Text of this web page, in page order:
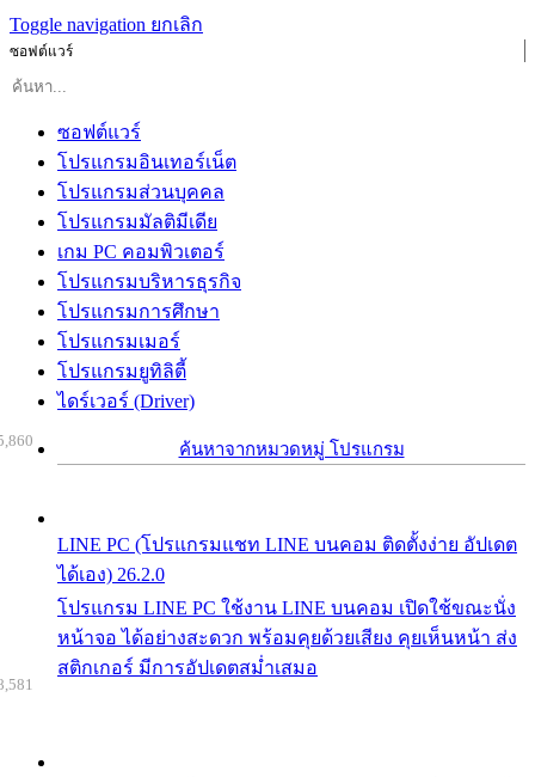
Toggle navigation ยกเลิก
ซอฟต์แวร์
ซอฟต์แวร์
โปรแกรมอินเทอร์เน็ต
โปรแกรมส่วนบุคคล
โปรแกรมมัลติมีเดีย
เกม PC คอมพิวเตอร์
โปรแกรมบริหารธุรกิจ
โปรแกรมการศึกษา
โปรแกรมเมอร์
โปรแกรมยูทิลิตี้
ไดร์เวอร์ (Driver)
ค้นหาจากหมวดหมู่ โปรแกรม
LINE PC (โปรแกรมแชท LINE บนคอม ติดตั้งง่าย อัปเดต
ได้เอง) 26.2.0
โปรแกรม LINE PC ใช้งาน LINE บนคอม เปิดใช้ขณะนั่ง
หน้าจอ ได้อย่างสะดวก พร้อมคุยด้วยเสียง คุยเห็นหน้า ส่ง
สติกเกอร์ มีการอัปเดตสม่ำเสมอ